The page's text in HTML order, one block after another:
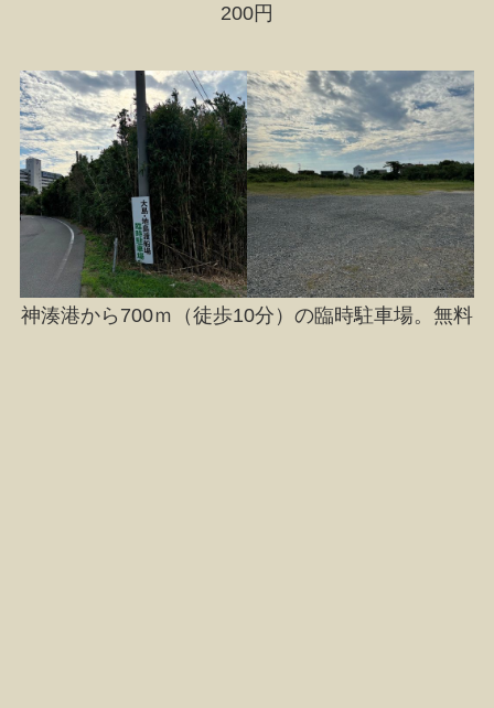
200円
神湊港から700ｍ（徒歩10分）の臨時駐車場。無料